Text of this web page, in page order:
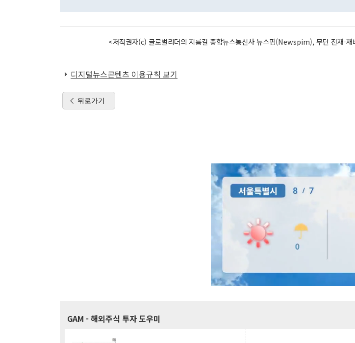
<저작권자(c) 글로벌리더의 지름길 종합뉴스통신사 뉴스핌(Newspim), 무단 전재-재
디지털뉴스콘텐츠 이용규칙 보기
뒤로가기
GAM - 해외주식 투자 도우미